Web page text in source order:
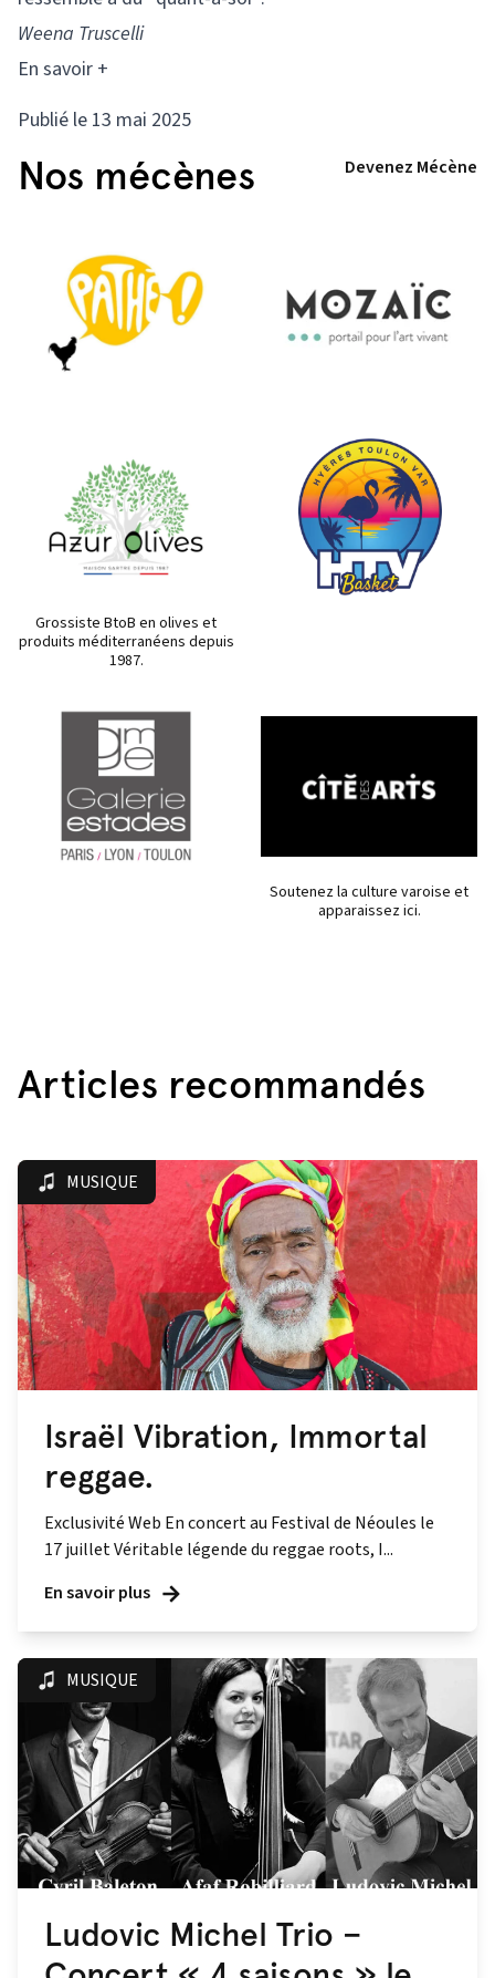
Weena Truscelli
En savoir +
Publié le 13 mai 2025
Nos mécènes Devenez Mécène
Grossiste BtoB en olives et
produits méditerranéens depuis
1987.
Soutenez la culture varoise et
apparaissez ici.
Articles recommandés
MUSIQUE
Israël Vibration, Immortal
reggae.
Exclusivité Web En concert au Festival de Néoules le
17 juillet Véritable légende du reggae roots, I...
En savoir plus
MUSIQUE
Ludovic Michel Trio –